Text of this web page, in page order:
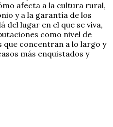
afecta a la cultura rural,
y a la garantía de los
del lugar en el que se viva,
como nivel de
que concentran a lo largo y
más enquistados y